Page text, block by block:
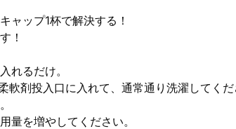
ャップ1杯で解決する！
！
れるだけ。
軟剤投入口に入れて、通常通り洗濯してく
量を増やしてください。